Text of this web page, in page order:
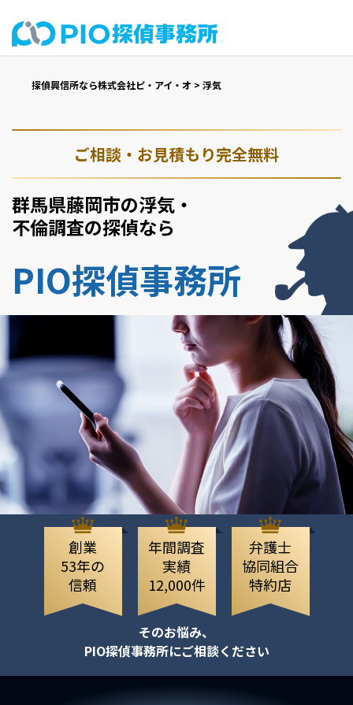
探偵興信所なら株式会社ピ・アイ・オ > 浮気
ご相談・お見積もり完全無料
群馬県藤岡市の浮気・
不倫調査の探偵なら
PIO探偵事務所
創業
53年の
信頼
年間調査
実績
12,000件
弁護士
協同組合
特約店
そのお悩み、
PIO探偵事務所にご相談ください